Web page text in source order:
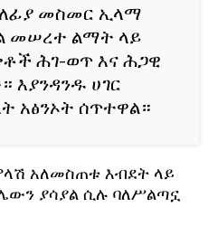
መስመር ኢላማ
መሠረተ ልማት ላይ
ሕገ-ወጥ እና ሕጋዊ
ሀገር
አፅንኦት ሰጥተዋል።
አለመስጠቱ እብደት ላይ
ያሳያል ሲሉ ባለሥልጣኗ